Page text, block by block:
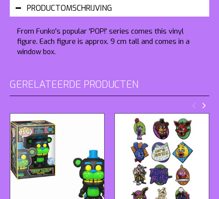
PRODUCTOMSCHRIJVING
From Funko's popular 'POP!' series comes this vinyl
figure. Each figure is approx. 9 cm tall and comes in a
window box.
GERELATEERDE PRODUCTEN